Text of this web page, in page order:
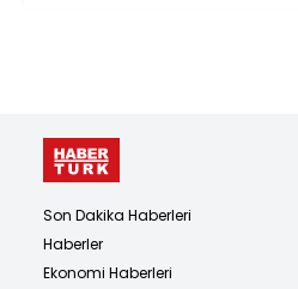
Son Dakika Haberleri
Haberler
Ekonomi Haberleri